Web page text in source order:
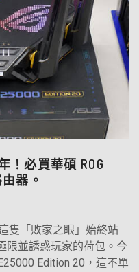
！必買華碩 ROG
器。
隻「敗家之眼」始終站
限並誘惑玩家的荷包。今
Edition 20，這不單